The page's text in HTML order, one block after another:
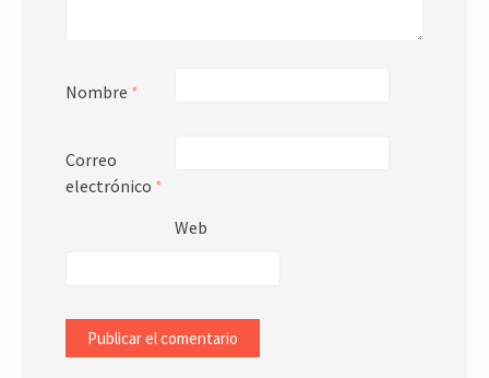
Nombre *
Correo
electrónico *
Web